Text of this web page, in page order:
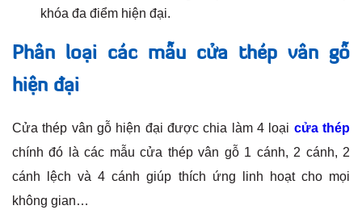
khóa đa điểm hiện đại.
Phân loại các mẫu cửa thép vân gỗ
hiện đại
Cửa thép vân gỗ hiện đại được chia làm 4 loại cửa thép
chính đó là các mẫu cửa thép vân gỗ 1 cánh, 2 cánh, 2
cánh lệch và 4 cánh giúp thích ứng linh hoạt cho mọi
không gian…